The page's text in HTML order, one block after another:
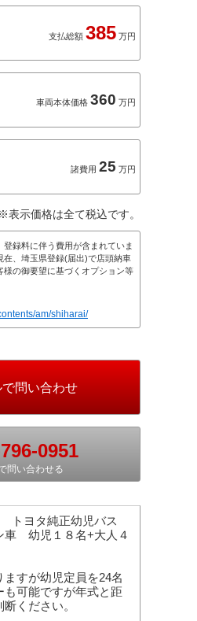
支払総額 385 万円
車両本体価格 360 万円
諸費用 25 万円
※表示価格は全て税込です。
録料に伴う費用が含まれていま
在、埼玉県登録(届出)で店頭納車
様の御要望に基づくオプション等
am/shiharai/
0951
問い合わせる
トヨタ純正幼児バス
車 幼児１８名+大人４
ますが幼児定員を24名
も可能ですが年式と距
ください。